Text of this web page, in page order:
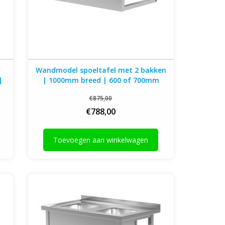
Wandmodel spoeltafel met 2 bakken
| 1000mm breed | 600 of 700mm
€875,00
€788,00
Toevoegen aan winkelwagen